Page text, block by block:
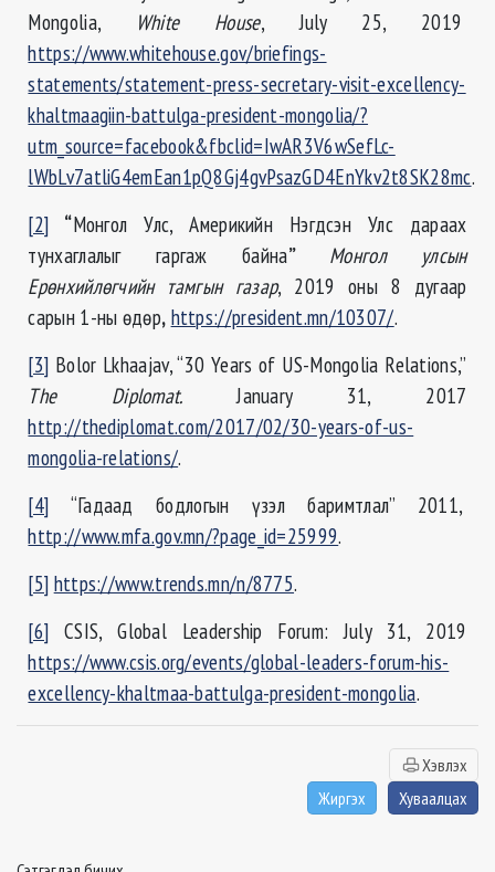
Mongolia,
White House, July 25, 2019
https://www.whitehouse.gov/briefings-
statements/statement-press-secretary-visit-excellency-
khaltmaagiin-battulga-president-mongolia/?
utm_source=facebook&fbclid=IwAR3V6wSefLc-
lWbLv7atliG4emEan1pQ8Gj4gvPsazGD4EnYkv2t8SK28mc.
[2] “Монгол Улс, Америкийн Нэгдсэн Улс дараах
тунхаглалыг гаргаж байна” Монгол улсын
Ерөнхийлөгчийн тамгын газар, 2019 оны 8 дугаар
сарын 1-ны өдөр, https://president.mn/10307/.
[3] Bolor Lkhaajav, “30 Years of US-Mongolia Relations,”
The Diplomat.January 31, 2017
http://thediplomat.com/2017/02/30-years-of-us-
mongolia-relations/.
[4] “Гадаад бодлогын үзэл баримтлал” 2011,
http://www.mfa.gov.mn/?page_id=25999.
[5] https://www.trends.mn/n/8775.
[6] CSIS, Global Leadership Forum: July 31, 2019
https://www.csis.org/events/global-leaders-forum-his-
excellency-khaltmaa-battulga-president-mongolia.
Хэвлэх
Жиргэх
Хуваалцах